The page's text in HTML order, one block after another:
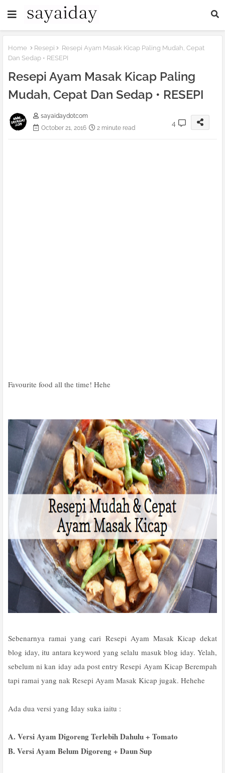
Home Resepi
Resepi Ayam Masak Kicap Paling Mudah, Cepat
Dan Sedap • RESEPI
Resepi Ayam Masak Kicap Paling
Mudah, Cepat Dan Sedap • RESEPI
sayaidaydotcom
October 21, 2016
2 minute read
4
Favourite food all the time! Hehe
Sebenarnya ramai yang cari Resepi Ayam Masak Kicap dekat
blog iday, itu antara keyword yang selalu masuk blog iday. Yelah,
sebelum ni kan iday ada post entry Resepi Ayam Kicap Berempah
tapi ramai yang nak Resepi Ayam Masak Kicap jugak. Hehehe
Ada dua versi yang Iday suka iaitu :
A. Versi Ayam Digoreng Terlebih Dahulu + Tomato
B. Versi Ayam Belum Digoreng + Daun Sup